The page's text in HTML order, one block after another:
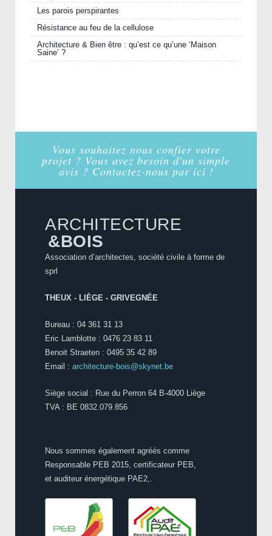
Les parois perspirantes
Résistance au feu de la cellulose
Architecture & Bien être : qu’est ce qu’une ‘Maison
Saine’ ?
Vous souhaitez nous confier votre
projet ? Vous avez besoin d'un simple
avis ? Contactez-nous par ici !
ARCHITECTURE
&BOIS
Association d’architectes, société civile à forme de
sprl
THEUX - LIÈGE - GRIVEGNÉE
Bureau : 04 361 31 13
Eric Lamblotte : 0476 23 83 11
Benoit Straeten : 0495 35 42 89
Email : architecture-bois@skynet.be
Siège social : Rue du Perron 64 B-4000 Liège
TVA : BE 0832.079.856
Nous sommes également agréés comme
Responsable PEB 2015, certificateur PEB,
et auditeur énergétique PAE2,.